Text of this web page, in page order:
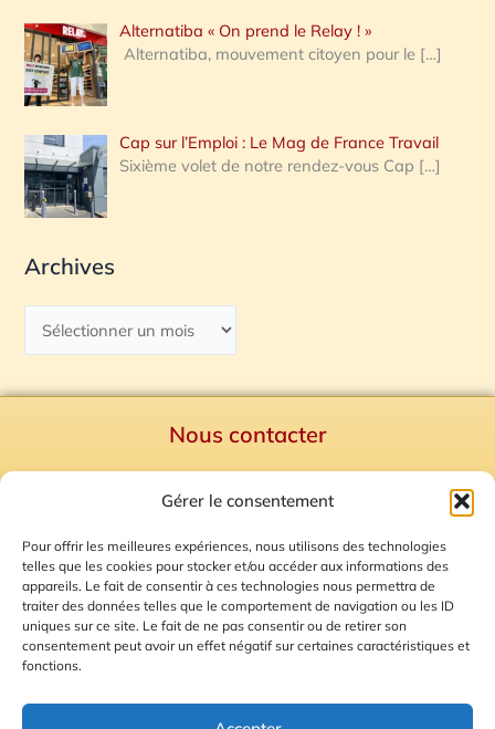
Gérer le consentement
Pour offrir les meilleures expériences, nous utilisons des technologies
telles que les cookies pour stocker et/ou accéder aux informations des
appareils. Le fait de consentir à ces technologies nous permettra de
traiter des données telles que le comportement de navigation ou les ID
uniques sur ce site. Le fait de ne pas consentir ou de retirer son
consentement peut avoir un effet négatif sur certaines caractéristiques et
fonctions.
Alternatiba « On prend le Relay ! »
Alternatiba, mouvement citoyen pour le […]
Cap sur l’Emploi : Le Mag de France Travail
Sixième volet de notre rendez-vous Cap […]
Archives
Nous contacter
Mentions Légales
Plan du site
Gestion des Cookies